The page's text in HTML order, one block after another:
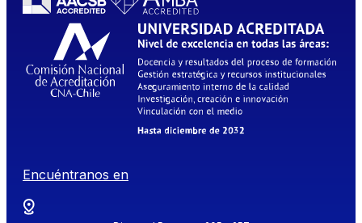
Encuéntranos en